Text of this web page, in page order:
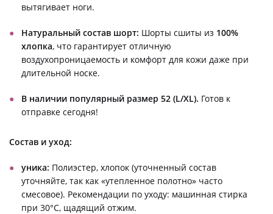
вытягивает ноги.
Натуральный состав шорт: Шорты сшиты из 100%
хлопка, что гарантирует отличную
воздухопроницаемость и комфорт для кожи даже при
длительной носке.
В наличии популярный размер 52 (L/XL). Готов к
отправке сегодня!
Состав и уход:
уника: Полиэстер, хлопок (уточненный состав
уточняйте, так как «утепленное полотно» часто
смесовое). Рекомендации по уходу: машинная стирка
при 30°C, щадящий отжим.